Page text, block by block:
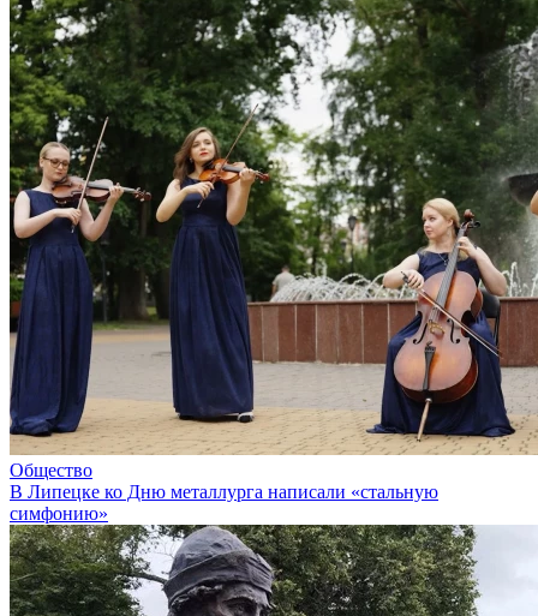
Общество
В Липецке ко Дню металлурга написали «стальную
симфонию»